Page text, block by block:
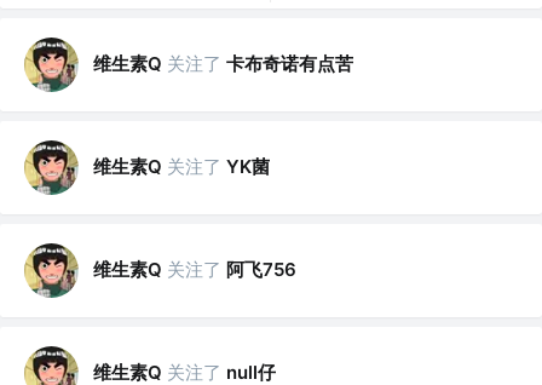
维生素Q 关注了 卡布奇诺有点苦
维生素Q 关注了 YK菌
维生素Q 关注了 阿飞756
维生素Q 关注了 null仔